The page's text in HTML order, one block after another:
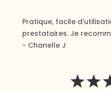
Pratique, facile
prestataires. Je
- Chanelle J